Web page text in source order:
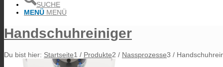
SUCHE
MENÜ MENÜ
Handschuhreiniger
Du bist hier: Startseite1 / Produkte2 / Nassprozesse3 /